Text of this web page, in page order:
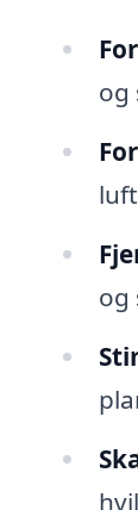
og
og